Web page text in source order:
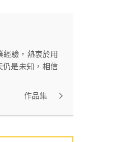
經驗，熱衷於用
仍是未知，相信
作品集